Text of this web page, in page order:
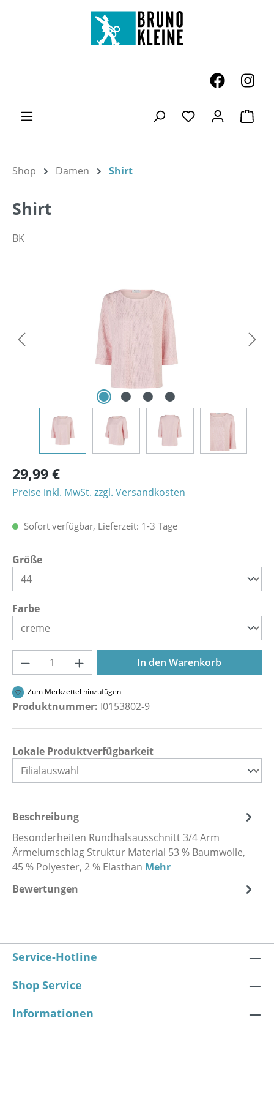
Zum Hauptinhalt springen
Du hast 0
Shop Damen Shirt
Shirt
BK
29,99 €
Preise inkl. MwSt. zzgl. Versandkosten
Sofort verfügbar, Lieferzeit: 1-3 Tage
Größeauswählen
Farbeauswählen
Produkt Anzahl: Gib den gewünschten
In den Warenkorb
Zum Merkzettel hinzufügen
Produktnummer: I0153802-9
Lokale Produktverfügbarkeit
Beschreibung
Besonderheiten Rundhalsausschnitt 3/4 Arm
Ärmelumschlag Struktur Material 53 % Baumwolle,
45 % Polyester, 2 % Elasthan Mehr
Bewertungen
Service-Hotline
Shop Service
Informationen